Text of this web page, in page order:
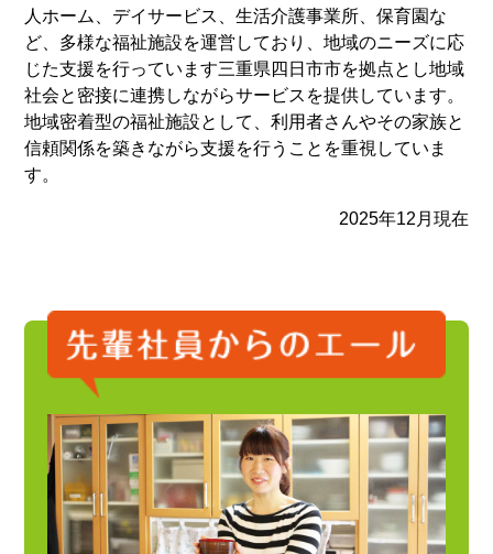
人ホーム、デイサービス、生活介護事業所、保育園な
ど、多様な福祉施設を運営しており、地域のニーズに応
じた支援を行っています三重県四日市市を拠点とし地域
社会と密接に連携しながらサービスを提供しています。
地域密着型の福祉施設として、利用者さんやその家族と
信頼関係を築きながら支援を行うことを重視していま
す。
2025年12月現在